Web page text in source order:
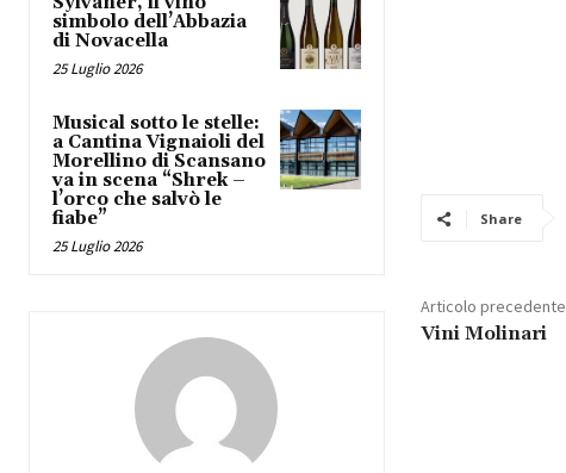
simbolo dell’Abbazia
di Novacella
25 Luglio 2026
Musical sotto le stelle:
a Cantina Vignaioli del
Morellino di Scansano
va in scena “Shrek –
l’orco che salvò le
fiabe”
25 Luglio 2026
Share
Articolo precedente
Vini Molinari